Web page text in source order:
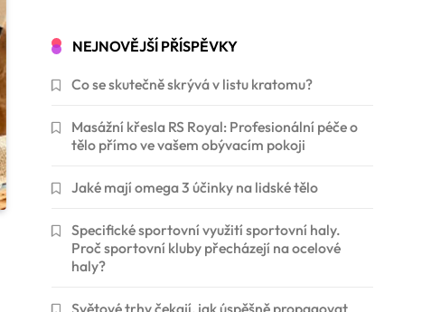
NEJNOVĚJŠÍ PŘÍSPĚVKY
Co se skutečně skrývá v listu kratomu?
Masážní křesla RS Royal: Profesionální péče o
tělo přímo ve vašem obývacím pokoji
Jaké mají omega 3 účinky na lidské tělo
Specifické sportovní využití sportovní haly.
Proč sportovní kluby přecházejí na ocelové
haly?